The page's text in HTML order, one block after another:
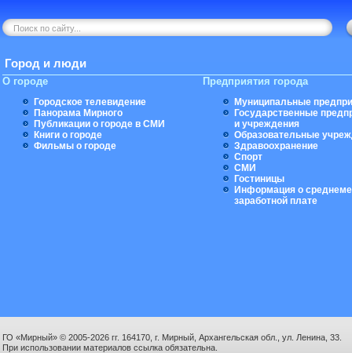
Город и люди
О городе
Городское телевидение
Панорама Мирного
Публикации о городе в СМИ
Книги о городе
Фильмы о городе
Предприятия города
Муниципальные
Государственные
и учреждения
Образовательные
Здравоохранение
Спорт
СМИ
Гостиницы
Информация о
заработной плате
ГО «Мирный» © 2005-2026 гг. 164170, г. Мирный, Архангельская обл., ул. Ленина, 33.
При использовании материалов ссылка обязательна.